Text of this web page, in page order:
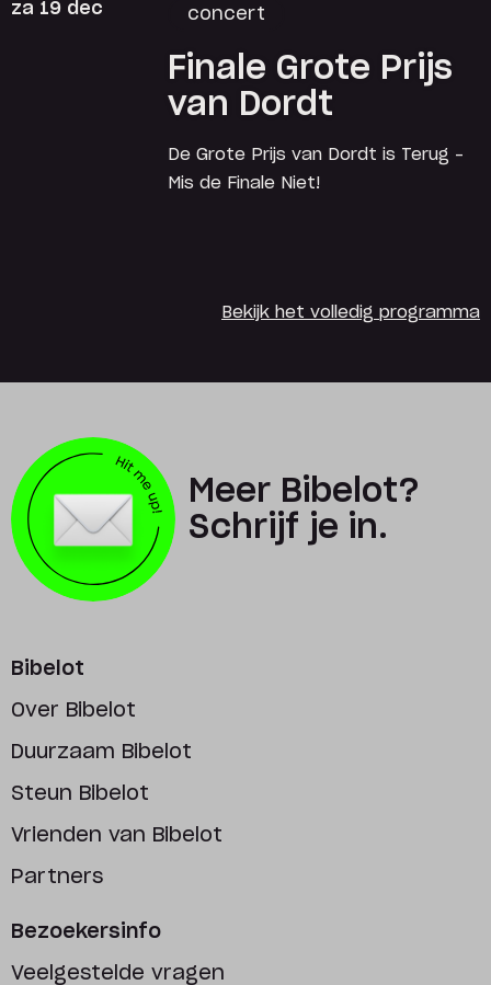
za 19 dec concert
Finale Grote Prijs
van Dordt
De Grote Prijs van Dordt is Terug –
Mis de Finale Niet!
Bekijk het volledig programma
Meer Bibelot?
Schrijf je in.
Bibelot
Over Bibelot
Duurzaam Bibelot
Steun Bibelot
Vrienden van Bibelot
Partners
Bezoekersinfo
Veelgestelde vragen